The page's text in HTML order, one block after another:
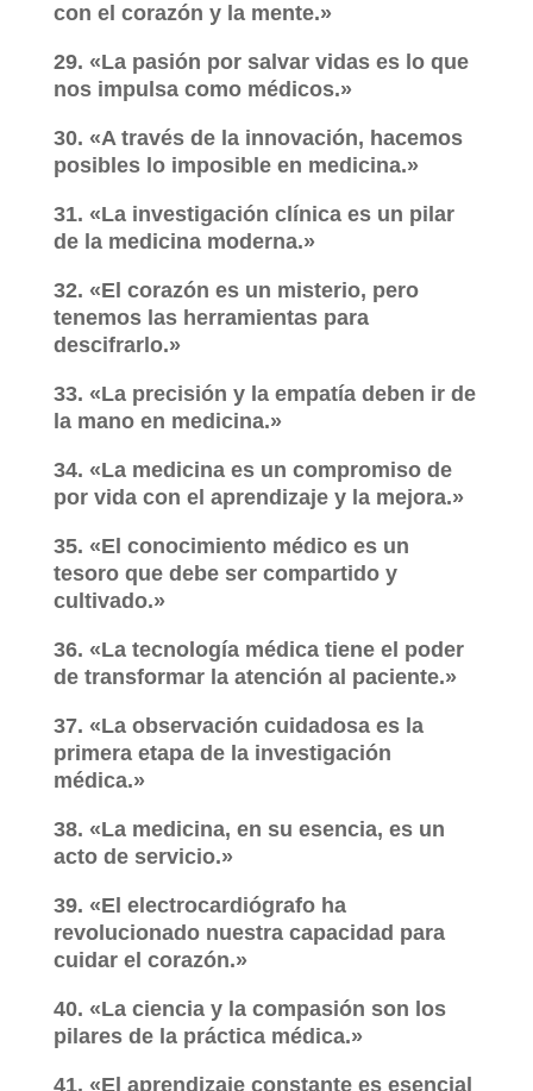
con el corazón y la mente.»
29. «La pasión por salvar vidas es lo que
nos impulsa como médicos.»
30. «A través de la innovación, hacemos
posibles lo imposible en medicina.»
31. «La investigación clínica es un pilar
de la medicina moderna.»
32. «El corazón es un misterio, pero
tenemos las herramientas para
descifrarlo.»
33. «La precisión y la empatía deben ir de
la mano en medicina.»
34. «La medicina es un compromiso de
por vida con el aprendizaje y la mejora.»
35. «El conocimiento médico es un
tesoro que debe ser compartido y
cultivado.»
36. «La tecnología médica tiene el poder
de transformar la atención al paciente.»
37. «La observación cuidadosa es la
primera etapa de la investigación
médica.»
38. «La medicina, en su esencia, es un
acto de servicio.»
39. «El electrocardiógrafo ha
revolucionado nuestra capacidad para
cuidar el corazón.»
40. «La ciencia y la compasión son los
pilares de la práctica médica.»
41. «El aprendizaje constante es esencial